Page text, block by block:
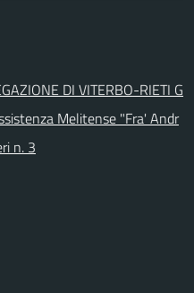
DI VITERBO-RIETI G
Melitense "Fra' Andr
n. 3